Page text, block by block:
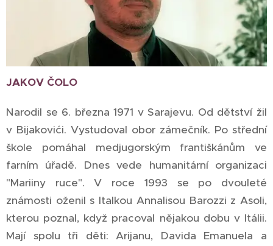
JAKOV ČOLO
Narodil se 6. března 1971 v Sarajevu. Od dětství žil
v Bijakovići. Vystudoval obor zámečník. Po střední
škole pomáhal medjugorským františkánům ve
farním úřadě. Dnes vede humanitární organizaci
"Mariiny ruce". V roce 1993 se po dvouleté
známosti oženil s Italkou Annalisou Barozzi z Asoli,
kterou poznal, když pracoval nějakou dobu v Itálii.
Mají spolu tři děti: Arijanu, Davida Emanuela a